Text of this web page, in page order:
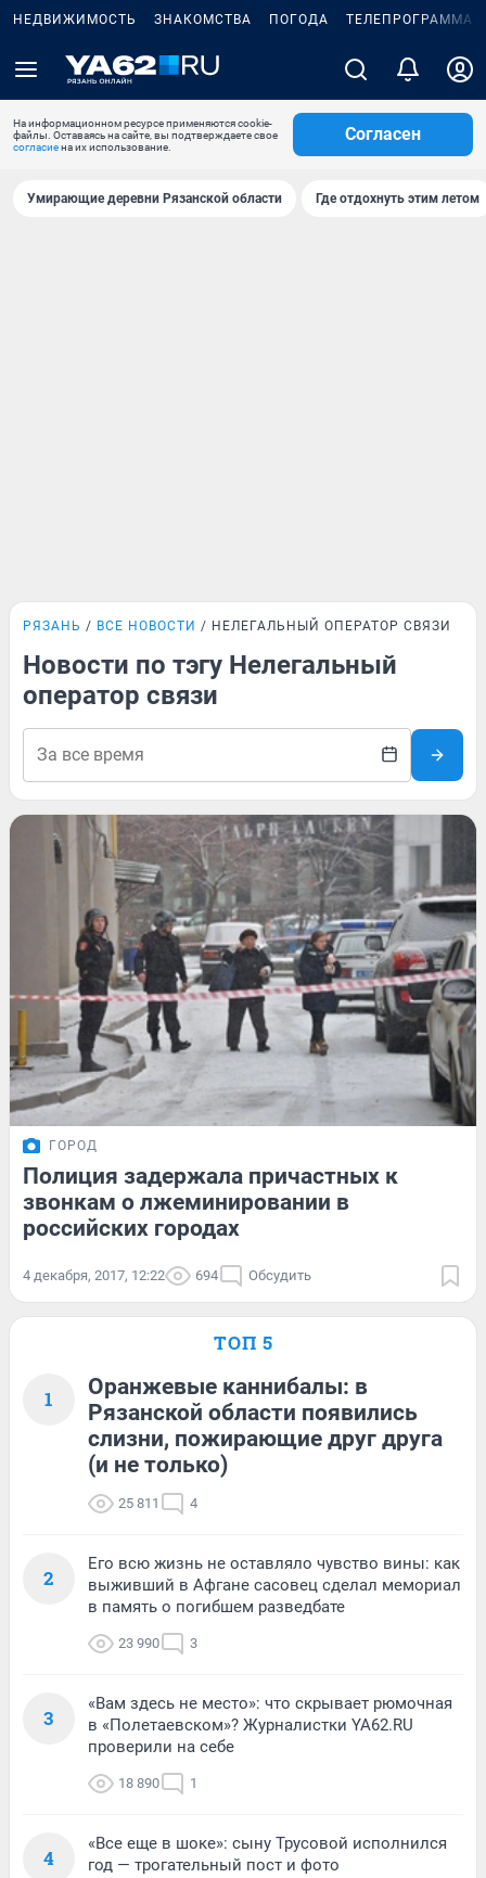
НЕДВИЖИМОСТЬ ЗНАКОМСТВА ПОГОДА ТЕЛЕПРОГРАММА
На информационном ресурсе применяются cookie-
файлы. Оставаясь на сайте, вы подтверждаете свое
согласиена их использование.
Согласен
Умирающие деревни Рязанской области Где отдохнуть этим летом
РЯЗАНЬ ВСЕ НОВОСТИ НЕЛЕГАЛЬНЫЙ ОПЕРАТОР СВЯЗИ
Новости по тэгу Нелегальный
оператор связи
ГОРОД
Полиция задержала причастных к
звонкам о лжеминировании в
российских городах
4 декабря, 2017, 12:22 694 Обсудить
ТОП 5
1
Оранжевые каннибалы: в
Рязанской области появились
слизни, пожирающие друг друга
(и не только)
25 811 4
2
Его всю жизнь не оставляло чувство вины: как
выживший в Афгане сасовец сделал мемориал
в память о погибшем разведбате
23 990 3
3
«Вам здесь не место»: что скрывает рюмочная
в «Полетаевском»? Журналистки YA62.RU
проверили на себе
18 890 1
4
«Все еще в шоке»: сыну Трусовой исполнился
год — трогательный пост и фото